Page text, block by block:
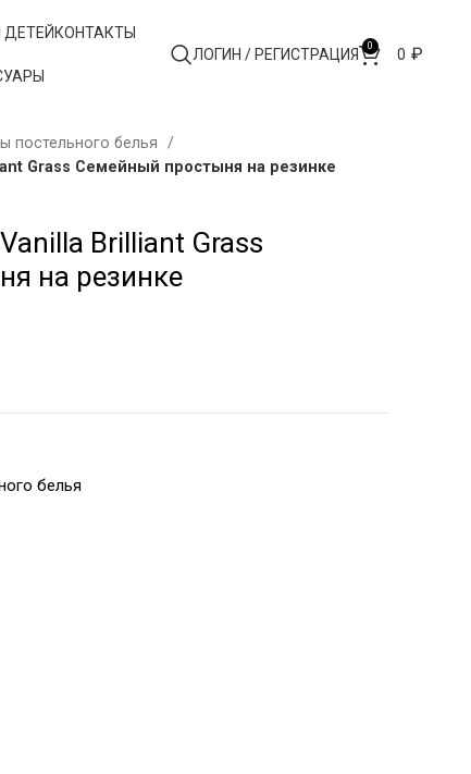
ДЕТЕЙ КОНТАКТЫ
ЛОГИН / РЕГИСТРАЦИЯ 0 0 ₽
постельного белья
Grass Семейный простыня на резинке
Brilliant Grass
на резинке
белья